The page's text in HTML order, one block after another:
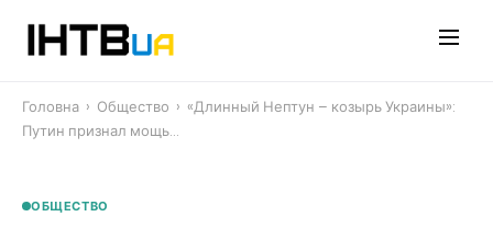
Головна › Общество › «Длинный Нептун – козырь Украины»:
Путин признал мощь…
ОБЩЕСТВО